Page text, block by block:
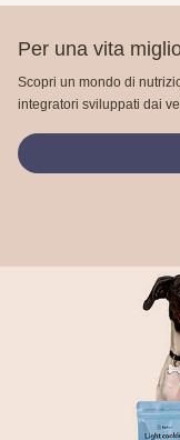
Per una vita
Scopri un mondo di
integratori sviluppati dai